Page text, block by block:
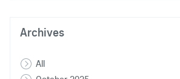
Archives
All